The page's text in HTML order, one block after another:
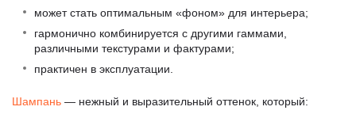
может стать оптимальным «фоном» для интерьера;
гармонично комбинируется с другими гаммами,
различными текстурами и фактурами;
практичен в эксплуатации.
Шампань — нежный и выразительный оттенок, который: